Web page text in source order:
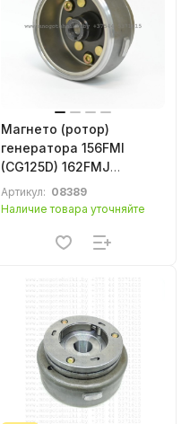
Магнето (ротор)
генератора 156FMI
(CG125D) 162FMJ
(CG150D) 162FMJ-B
(CG150D-B) 164FML 166
мотоцикла Racer, Minsk,
Zongshen, SYM, Forsage,
Артикул: 08389
Наличие товара уточняйте